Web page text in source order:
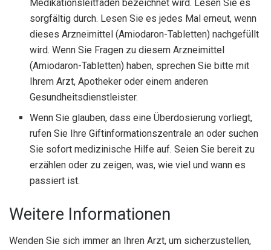
Medikationsleitfaden bezeichnet wird. Lesen Sie es
sorgfältig durch. Lesen Sie es jedes Mal erneut, wenn
dieses Arzneimittel (Amiodaron-Tabletten) nachgefüllt
wird. Wenn Sie Fragen zu diesem Arzneimittel
(Amiodaron-Tabletten) haben, sprechen Sie bitte mit
Ihrem Arzt, Apotheker oder einem anderen
Gesundheitsdienstleister.
Wenn Sie glauben, dass eine Überdosierung vorliegt,
rufen Sie Ihre Giftinformationszentrale an oder suchen
Sie sofort medizinische Hilfe auf. Seien Sie bereit zu
erzählen oder zu zeigen, was, wie viel und wann es
passiert ist.
Weitere Informationen
Wenden Sie sich immer an Ihren Arzt, um sicherzustellen,